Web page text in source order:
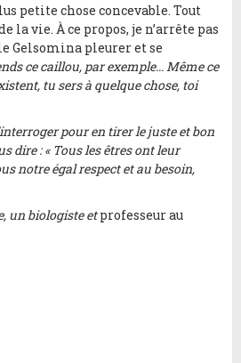
petite chose concevable. Tout
vie. À ce propos, je n’arrête pas
Gelsomina pleurer et se
ce caillou, par exemple... Même ce
tu sers à quelque chose, toi
pour en tirer le juste et bon
dire :« Tous les êtres ont leur
notre égal respect et au besoin,
un biologiste etprofesseur au